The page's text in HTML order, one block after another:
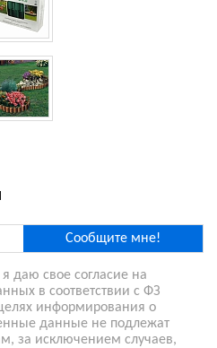
Сообщите мне!
даю свое согласие на
в соответствии с ФЗ
информирования о
данные не подлежат
за исключением случаев,